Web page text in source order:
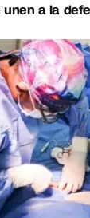
unen a la